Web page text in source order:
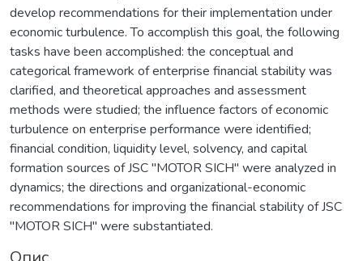
develop recommendations for their implementation under
economic turbulence. To accomplish this goal, the following
tasks have been accomplished: the conceptual and
categorical framework of enterprise financial stability was
clarified, and theoretical approaches and assessment
methods were studied; the influence factors of economic
turbulence on enterprise performance were identified;
financial condition, liquidity level, solvency, and capital
formation sources of JSC "MOTOR SICH" were analyzed in
dynamics; the directions and organizational-economic
recommendations for improving the financial stability of JSC
"MOTOR SICH" were substantiated.